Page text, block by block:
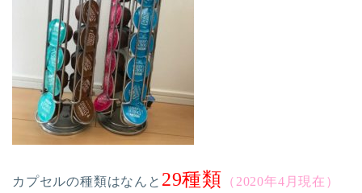
カプセルの種類はなんと 29種類 （2020年4月現在）